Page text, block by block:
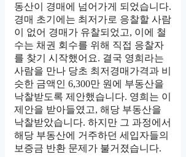
동산이 경매에 넘어가게 되었습니다.
경매 초기에는 최저가로 응찰할 사람
이 없어 경매가 유찰되었고, 이에 철
수는 채권 회수를 위해 직접 응찰자
를 찾기 시작했어요. 결국 영희라는
사람을 만나 당초 최저경매가격과 비
슷한 금액인 6,300만 원에 부동산을
낙찰받도록 제안했습니다. 영희는 이
제안을 받아들였고, 해당 부동산을
낙찰받았습니다. 하지만 그 과정에서
해당 부동산에 거주하던 세입자들의
보증금 반환 문제가 불거졌습니다.